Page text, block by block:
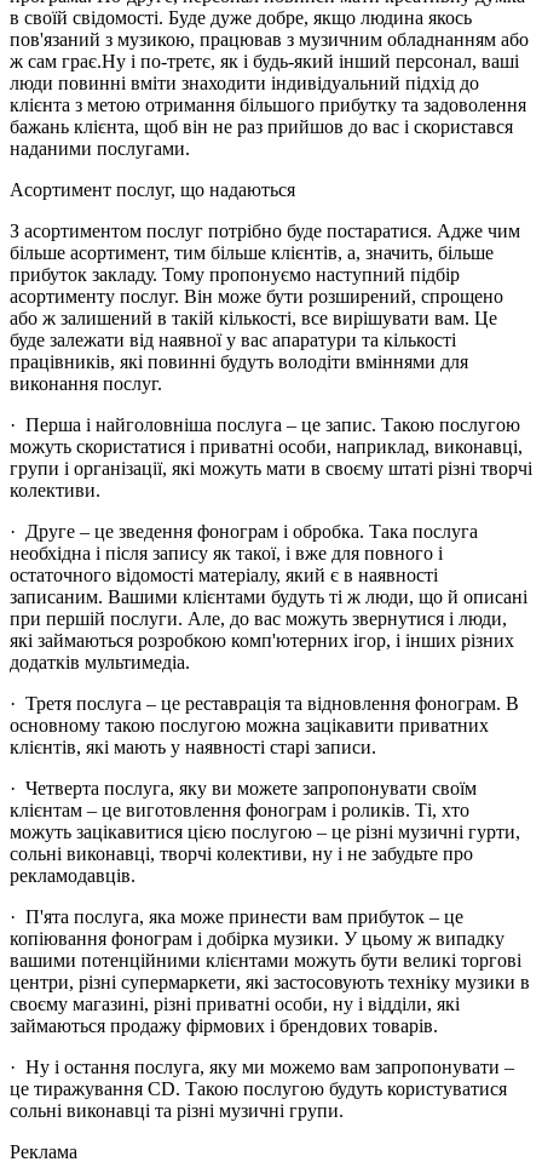
в своїй свідомості. Буде дуже добре, якщо людина якось
пов'язаний з музикою, працював з музичним обладнанням або
ж сам грає.Ну і по-третє, як і будь-який інший персонал, ваші
люди повинні вміти знаходити індивідуальний підхід до
клієнта з метою отримання більшого прибутку та задоволення
бажань клієнта, щоб він не раз прийшов до вас і скористався
наданими послугами.
Асортимент послуг, що надаються
З асортиментом послуг потрібно буде постаратися. Адже чим
більше асортимент, тим більше клієнтів, а, значить, більше
прибуток закладу. Тому пропонуємо наступний підбір
асортименту послуг. Він може бути розширений, спрощено
або ж залишений в такій кількості, все вирішувати вам. Це
буде залежати від наявної у вас апаратури та кількості
працівників, які повинні будуть володіти вміннями для
виконання послуг.
· Перша і найголовніша послуга – це запис. Такою послугою
можуть скористатися і приватні особи, наприклад, виконавці,
групи і організації, які можуть мати в своєму штаті різні творчі
колективи.
· Друге – це зведення фонограм і обробка. Така послуга
необхідна і після запису як такої, і вже для повного і
остаточного відомості матеріалу, який є в наявності
записаним. Вашими клієнтами будуть ті ж люди, що й описані
при першій послуги. Але, до вас можуть звернутися і люди,
які займаються розробкою комп'ютерних ігор, і інших різних
додатків мультимедіа.
· Третя послуга – це реставрація та відновлення фонограм. В
основному такою послугою можна зацікавити приватних
клієнтів, які мають у наявності старі записи.
· Четверта послуга, яку ви можете запропонувати своїм
клієнтам – це виготовлення фонограм і роликів. Ті, хто
можуть зацікавитися цією послугою – це різні музичні гурти,
сольні виконавці, творчі колективи, ну і не забудьте про
рекламодавців.
· П'ята послуга, яка може принести вам прибуток – це
копіювання фонограм і добірка музики. У цьому ж випадку
вашими потенційними клієнтами можуть бути великі торгові
центри, різні супермаркети, які застосовують техніку музики в
своєму магазині, різні приватні особи, ну і відділи, які
займаються продажу фірмових і брендових товарів.
· Ну і остання послуга, яку ми можемо вам запропонувати –
це тиражування CD. Такою послугою будуть користуватися
сольні виконавці та різні музичні групи.
Реклама